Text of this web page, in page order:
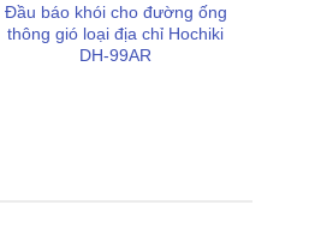
Đầu báo khói cho đường ống
thông gió loại địa chỉ Hochiki
DH-99AR